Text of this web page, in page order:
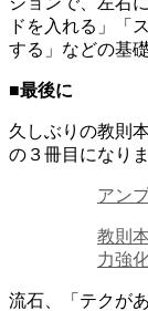
ドを入れる」「
する」などの基
■最後に
久しぶりの教則
の３冊目になりま
アン
教則
力強
流石、「テクが